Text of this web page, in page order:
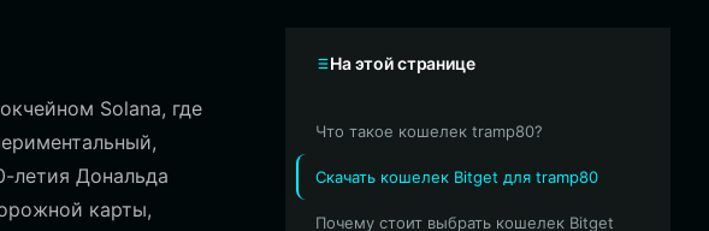
Solana, где
летия Дональда
карты,
На этой странице
Что такое кошелек tramp80?
Скачать кошелек Bitget для tramp80
Почему стоит выбрать кошелек Bitget